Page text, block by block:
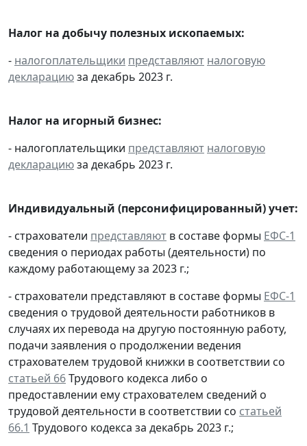
Налог на добычу полезных ископаемых:
- налогоплательщики представляют налоговую
декларациюза декабрь 2023 г.
Налог на игорный бизнес:
- налогоплательщики представляют налоговую
декларациюза декабрь 2023 г.
Индивидуальный (персонифицированный) учет:
- страхователи представляют в составе формы ЕФС-1
сведения о периодах работы (деятельности) по
каждому работающему за 2023 г.;
- страхователи представляют в составе формы ЕФС-1
сведения о трудовой деятельности работников в
случаях их перевода на другую постоянную работу,
подачи заявления о продолжении ведения
страхователем трудовой книжки в соответствии со
статьей 66Трудового кодекса либо о
предоставлении ему страхователем сведений о
трудовой деятельности в соответствии со статьей
66.1 Трудового кодекса за декабрь 2023 г.;